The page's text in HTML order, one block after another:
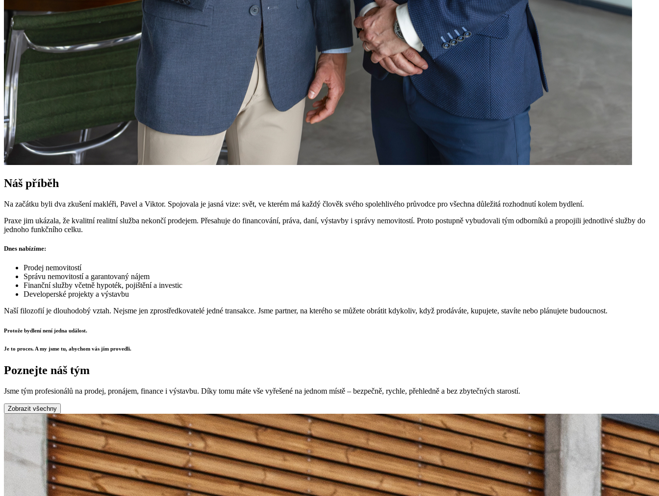
Náš příběh
Na začátku byli dva zkušení makléři, Pavel a Viktor. Spojovala je jasná vize: svět, ve kterém má každý člověk svého spolehlivého průvodce pro všechna důležitá rozhodnutí kolem bydlení.
Praxe jim ukázala, že kvalitní realitní služba nekončí prodejem. Přesahuje do financování, práva, daní, výstavby i správy nemovitostí. Proto postupně vybudovali tým odborníků a propojili jednotlivé služby do
jednoho funkčního celku.
Dnes nabízíme:
Prodej nemovitostí
Správu nemovitostí a garantovaný nájem
Finanční služby včetně hypoték, pojištění a investic
Developerské projekty a výstavbu
Naší filozofií je dlouhodobý vztah. Nejsme jen zprostředkovatelé jedné transakce. Jsme partner, na kterého se můžete obrátit kdykoliv, když prodáváte, kupujete, stavíte nebo plánujete budoucnost.
Protože bydlení není jedna událost.
Je to proces. A my jsme tu, abychom vás jím provedli.
Poznejte náš tým
Jsme tým profesionálů na prodej, pronájem, finance i výstavbu. Díky tomu máte vše vyřešené na jednom místě – bezpečně, rychle, přehledně a bez zbytečných starostí.
Zobrazit všechny